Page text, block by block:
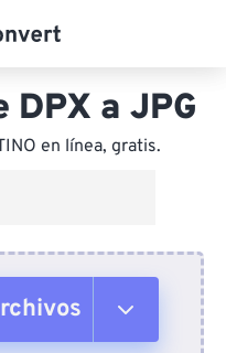
a JPG
en línea, gratis.